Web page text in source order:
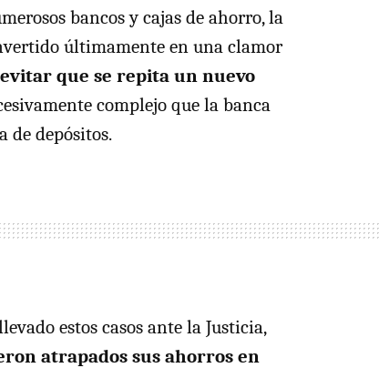
bancos y cajas de ahorro, la
últimamente en una clamor
evitar que se repita un nuevo
complejo que la banca
de depósitos.
estos casos ante la Justicia,
atrapados sus ahorros en